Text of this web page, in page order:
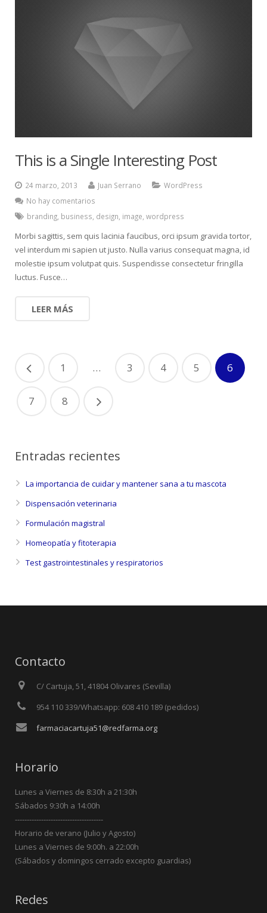
This is a Single Interesting Post
24 marzo, 2013 Juan Serrano
WordPress
No hay comentarios
branding, business, design, image, wordpress
Morbi sagittis, sem quis lacinia faucibus, orci ipsum gravida tortor,
vel interdum mi sapien ut justo. Nulla varius consequat magna, id
molestie ipsum volutpat quis. Suspendisse consectetur fringilla
luctus. Fusce…
LEER MÁS
1 … 3 4 5 6
7 8
Entradas recientes
La importancia de cuidar y mantener sana a tu mascota
Dispensación veterinaria
Formulación magistral
Homeopatía y fitoterapia
Test gastrointestinales y respiratorios
Contacto
C/ Cartuja, 51, 41804 Olivares (Sevilla)
954 110 339/Whatsapp: 608 410 189 (pedidos)
farmaciacartuja51@redfarma.org
Horario
Lunes a Viernes de 8:30h a 21:30h
Sábados 9:30h a 14:00h
-------------------------------------
Horario de verano (Julio y Agosto)
Lunes a Viernes de 9:00h. a 22:00h
(Sábados y domingos cerrado excepto guardias)
Redes